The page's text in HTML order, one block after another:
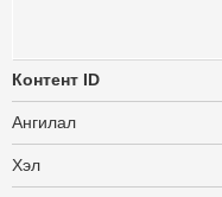
Контент ID
Ангилал
Хэл